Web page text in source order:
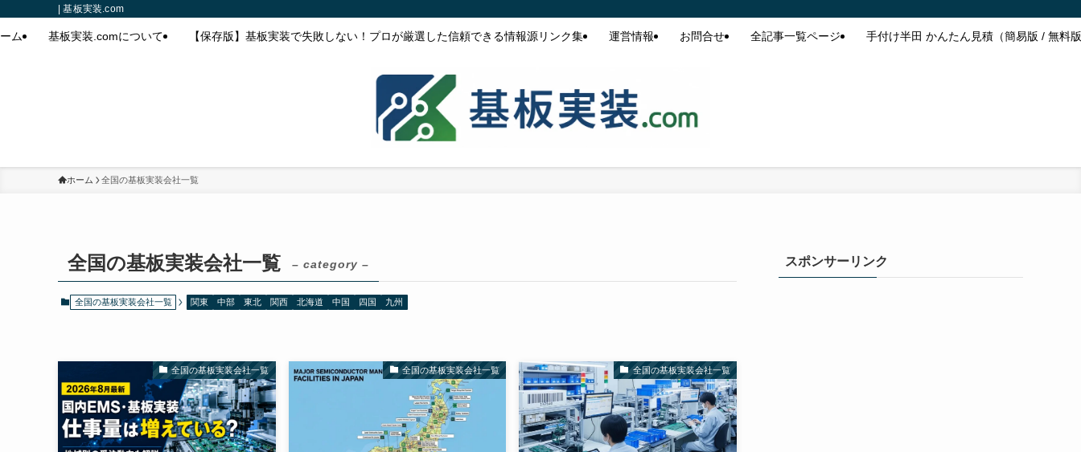
| 基板実装.com
ム 基板実装.comについて 【保存版】基板実装で失敗しない！プロが厳選した信頼できる情報源リンク集 運営情報 お問合せ 全記事一覧ページ 手付け半田 かんたん見積（簡易版 / 無料
ホーム 全国の基板実装会社一覧
全国の基板実装会社一覧 – category –
全国の基板実装会社一覧 関東 中部 東北 関西 北海道 中国 四国 九州
全国の基板実装会社一覧 全国の基板実装会社一覧 全国の基板実装会社一覧
スポンサーリンク